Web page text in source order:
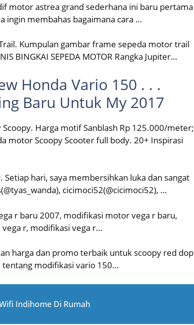
motor astrea grand sederhana ini baru pertama
ingin membahas bagaimana cara …
Kumpulan gambar frame sepeda motor trail
BINGKAI SEPEDA MOTOR Rangka Jupiter…
Honda Vario 150 . . .
Baru Untuk My 2017
Harga motif Sanblash Rp 125.000/meter;
motor Scoopy Scooter full body. 20+ Inspirasi
Setiap hari, saya membersihkan luka dan sangat
cicimoci52(@cicimoci52), …
r baru 2007, modifikasi motor vega r baru,
r, modifikasi vega r…
harga dan promo terbaik untuk scoopy red dop
modifikasi vario 150…
Indihome Di Rumah